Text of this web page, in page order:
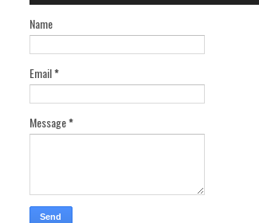
Name
Email*
Message*